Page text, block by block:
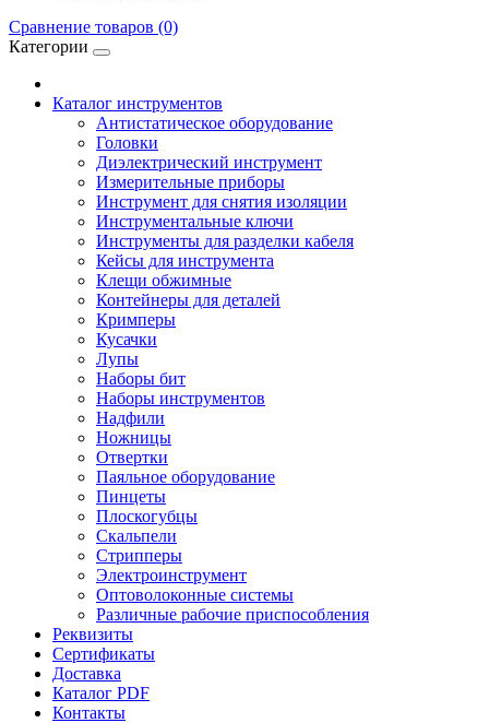
Сравнение товаров (0)
Категории
Каталог инструментов
Антистатическое оборудование
Головки
Диэлектрический инструмент
Измерительные приборы
Инструмент для снятия изоляции
Инструментальные ключи
Инструменты для разделки кабеля
Кейсы для инструмента
Клещи обжимные
Контейнеры для деталей
Кримперы
Кусачки
Лупы
Наборы бит
Наборы инструментов
Надфили
Ножницы
Отвертки
Паяльное оборудование
Пинцеты
Плоскогубцы
Скальпели
Стрипперы
Электроинструмент
Оптоволоконные системы
Различные рабочие приспособления
Реквизиты
Сертификаты
Доставка
Каталог PDF
Контакты